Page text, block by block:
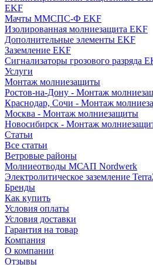
EKF
Мачты ММСПС-Ф EKF
Изолированная молниезащита EKF
Дополнительные элементы EKF
Заземление EKF
Сигнализаторы грозового разряда
Услуги
Монтаж молниезащиты
Ростов-на-Дону - Монтаж
Краснодар, Сочи - Монтаж
Москва - Монтаж молниезащиты
Новосибирск - Монтаж
Статьи
Все статьи
Ветровые районы
Молниеотводы МСАП Nordwerk
Электролитическое заземление
Бренды
Как купить
Условия оплаты
Условия доставки
Гарантия на товар
Компания
О компании
Отзывы